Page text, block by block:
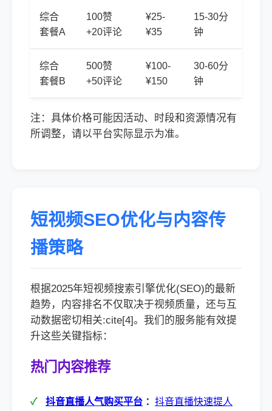
综合
套餐A
100赞
+20评论
¥25-
¥35
15-30分
钟
综合
套餐B
500赞
+50评论
¥100-
¥150
30-60分
钟
注：具体价格可能因活动、时段和资源情况有
所调整，请以平台实际显示为准。
短视频SEO优化与内容传
播策略
根据2025年短视频搜索引擎优化(SEO)的最新
趋势，内容排名不仅取决于视频质量，还与互
动数据密切相关:cite[4]。我们的服务能有效提
升这些关键指标：
热门内容推荐
抖音直播人气购买平台 ： 抖音直播快速提人